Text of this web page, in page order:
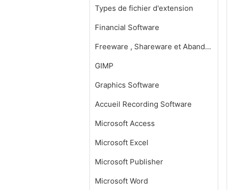
Types de fichier d'extension
Financial Software
Freeware , Shareware et Abandonware
GIMP
Graphics Software
Accueil Recording Software
Microsoft Access
Microsoft Excel
Microsoft Publisher
Microsoft Word